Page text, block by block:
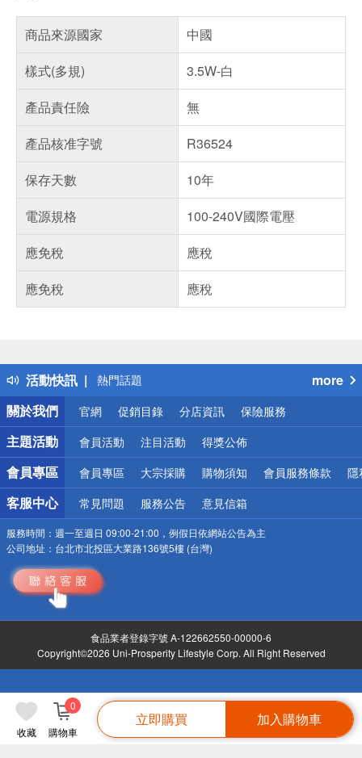
收藏 購物車
0
立即購買 加入購物車
商品來源國家
中國
樣式(多規)
3.5W-白
產品責任險
無
產品核准字號
R36524
保存天數
10年
電源規格
100-240V國際電壓
應免稅
應稅
應免稅
應稅
活動快訊
得獎公告
熱門話題
銀行優惠
偏遠地區配送
詐騙網頁！請小心！
more
關於我們
官網 促銷目錄 分店資訊 保險服務
主題活動 會員活動 注目活動 得獎公佈
會員專區 會員專區 大宗採購 購物須知 會員服務條款 隱
客服中心 常見問題 服務公告 意見信箱
服務時間： 週一至週日 09:00-21:00，例假日依網站公告為主
公司地址： 台北市北投區大業路136號5樓 (台灣)
食品業者登錄字號 A-122662550-00000-6
Copyright©2026 Uni-Prosperity Lifestyle Corp. All Right Reserved